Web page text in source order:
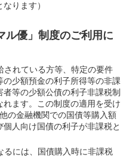
ります）
ル優」制度のご利用に
されている方等、特定の要件
少額預金の利子所得等の非課
等の少額公債の利子非課税制
ます。この制度の適用を受け
の金融機関での国債等購入額
人向け国債の利子が非課税と
るには、国債購入時に非課税